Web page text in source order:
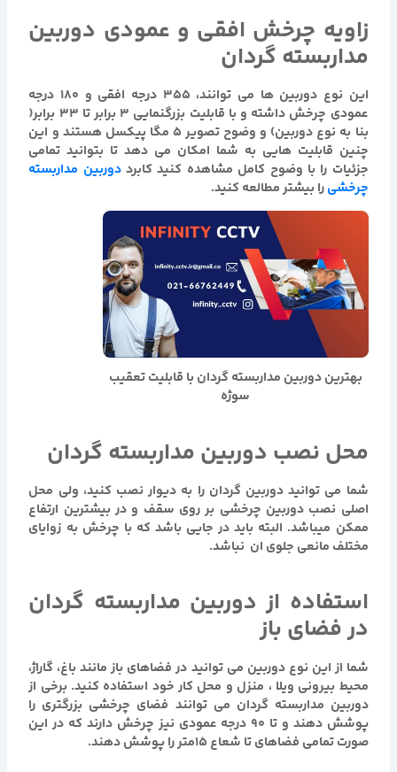
زاویه چرخش افقی و عمودی دوربین
مداربسته گردان
این نوع دوربین ها می توانند، 355 درجه افقی و 180 درجه
عمودی چرخش داشته و با قابلیت بزرگنمایی 3 برابر تا 33 برابر(
بنا به نوع دوربین) و وضوح تصویر 5 مگا پیکسل هستند و این
چنین قابلیت هایی به شما امکان می دهد تا بتوانید تمامی
جزئیات را با وضوح کامل مشاهده کنید کابرددوربین مداربسته
چرخشیرا بیشتر مطالعه کنید.
بهترین دوربین مداربسته گردان با قابلیت تعقیب
سوژه
محل نصب دوربین مداربسته گردان
شما می توانید دوربین گردان را به دیوار نصب کنید، ولی محل
اصلی نصب دوربین چرخشی بر روی سقف و در بیشترین ارتفاع
ممکن میباشد. البته باید در جایی باشد که با چرخش به زوایای
مختلف مانعی جلوی ان نباشد.
استفاده از دوربین مداربسته گردان
در فضای باز
شما از این نوع دوربین می توانید در فضاهای باز مانند باغ، گاراژ،
محیط بیرونی ویلا ، منزل و محل کار خود استفاده کنید. برخی از
دوربین مداربسته گردان می توانند فضای چرخشی بزرگتری را
پوشش دهند و تا 90 درجه عمودی نیز چرخش دارند که در این
صورت تمامی فضاهای تا شعاع 15متر را پوشش دهند.